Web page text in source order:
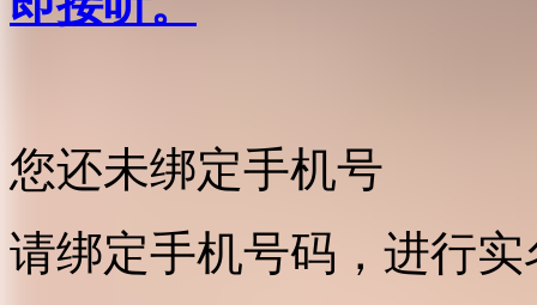
您还未绑定手机号
请绑定手机号码，进行